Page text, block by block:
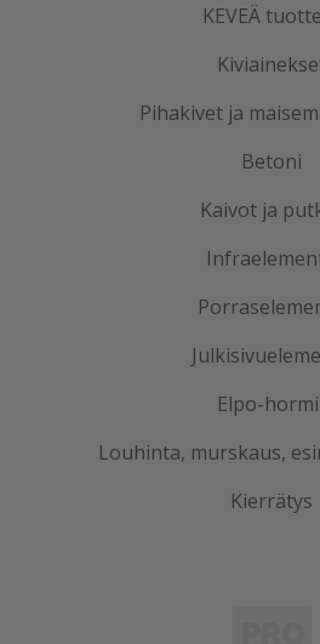
KEVEÄ
Pihakivet ja
Betoni
Kaivot ja
Elpo-
Louhinta, murskaus,
Kierrätys